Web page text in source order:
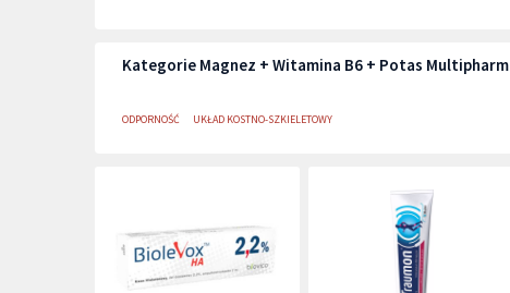
Kategorie Magnez + Witamina B6 + Potas Multipharm
ODPORNOŚĆ UKŁAD KOSTNO-SZKIELETOWY